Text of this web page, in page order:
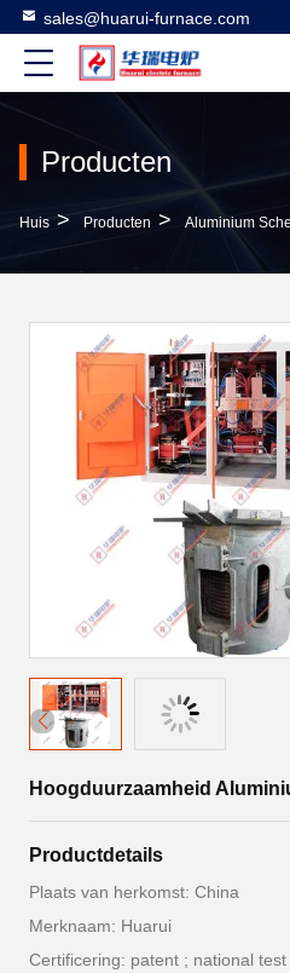
sales@huarui-furnace.com
Producten
Huis > Producten > Aluminium
Hoogduurzaamheid
Productdetails
Plaats van herkomst: China
Merknaam: Huarui
Certificering: patent ; national